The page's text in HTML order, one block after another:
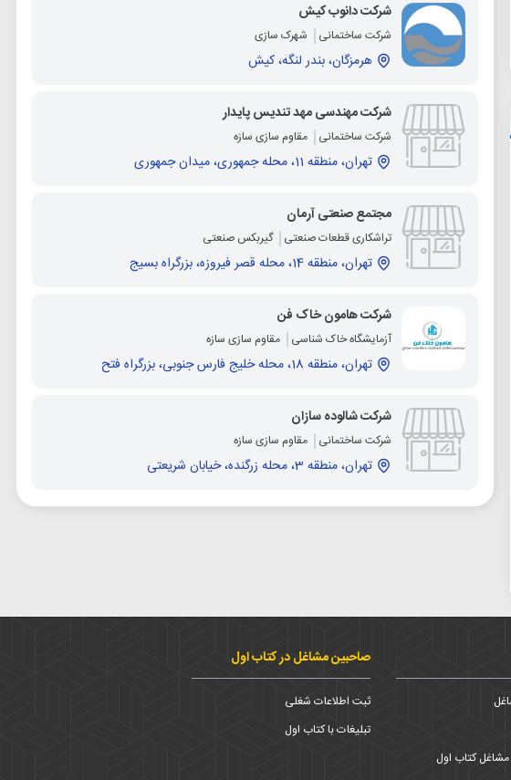
شرکت دانوب کیش
شرکت ساختمانی شهرک سازی
هرمزگان، بندر لنگه، کیش
شرکت مهندسی مهد تندیس پایدار
شرکت ساختمانی مقاوم سازی سازه
تهران، منطقه 11، محله جمهوری، میدان جمهوری
مجتمع صنعتی آرمان
تراشکاری قطعات صنعتی گیربکس صنعتی
تهران، منطقه 14، محله قصر فیروزه، بزرگراه بسیج
شرکت هامون خاک فن
آزمایشگاه خاک شناسی مقاوم سازی سازه
تهران، منطقه 18، محله خلیج فارس جنوبی، بزرگراه فتح
شرکت شالوده سازان
شرکت ساختمانی مقاوم سازی سازه
تهران، منطقه 3، محله زرگنده، خیابان شریعتی
کتاب اول
صاحبین مشاغل در کتاب اول
ثبت اطلاعات شغلی
تبلیغات با کتاب اول